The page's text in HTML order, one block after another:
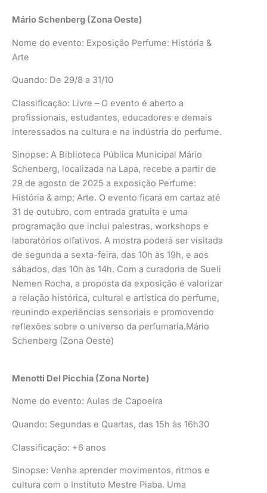
Mário Schenberg (Zona Oeste)
Nome do evento: Exposição Perfume: História &
Arte
Quando: De 29/8 a 31/10
Classificação: Livre – O evento é aberto a
profissionais, estudantes, educadores e demais
interessados na cultura e na indústria do perfume.
Sinopse: A Biblioteca Pública Municipal Mário
Schenberg, localizada na Lapa, recebe a partir de
29 de agosto de 2025 a exposição Perfume:
História & amp; Arte. O evento ficará em cartaz até
31 de outubro, com entrada gratuita e uma
programação que inclui palestras, workshops e
laboratórios olfativos. A mostra poderá ser visitada
de segunda a sexta-feira, das 10h às 19h, e aos
sábados, das 10h às 14h. Com a curadoria de Sueli
Nemen Rocha, a proposta da exposição é valorizar
a relação histórica, cultural e artística do perfume,
reunindo experiências sensoriais e promovendo
reflexões sobre o universo da perfumaria.Mário
Schenberg (Zona Oeste)
Menotti Del Picchia (Zona Norte)
Nome do evento: Aulas de Capoeira
Quando: Segundas e Quartas, das 15h às 16h30
Classificação: +6 anos
Sinopse: Venha aprender movimentos, ritmos e
cultura com o Instituto Mestre Piaba. Uma